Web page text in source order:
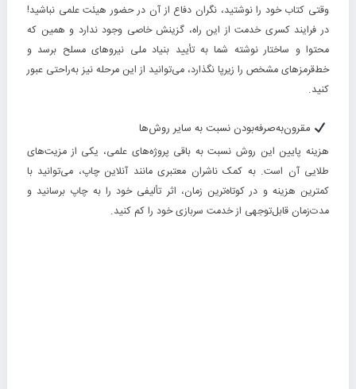
وقتی کتاب خود را نوشتید، نگران دفاع از آن در حضور هیئت علمی نباشید!
در فرایند کسری خدمت از این راه،‌ گزینش خاصی وجود ندارد و همین که
محتوا و ساختار نوشته شما به تأیید بنیاد ملی نیروهای مسلح برسد و
خط‌قرمزهای مشخص را زیرپا نگذارد، می‌توانید از این مرحله نیز به‌راحتی عبور
کنید.
مقرون‌به‌صرفه‌بودن نسبت به سایر روش‌ها
هزینه پایین این روش نسبت به باقی پروژه‌های علمی، یکی از مزیت‌های
طلایی آن است. به کمک ناشران معتبری مانند آنلاین چاپ، می‌توانید با
کمترین هزینه و در کوتاه‌ترین زمان، اثر تألیفی خود را به چاپ برسانید و
مدت‌زمان قابل‌توجهی از خدمت سربازی خود را کم کنید.